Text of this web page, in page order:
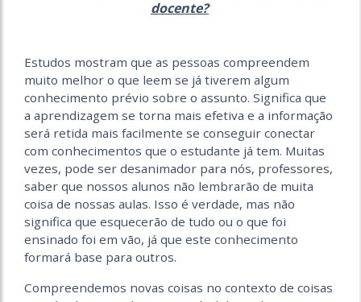
docente?
Estudos mostram que as pessoas compreendem
muito melhor o que leem se já tiverem algum
conhecimento prévio sobre o assunto. Significa que
a aprendizagem se torna mais efetiva e a informação
será retida mais facilmente se conseguir conectar
com conhecimentos que o estudante já tem. Muitas
vezes, pode ser desanimador para nós, professores,
saber que nossos alunos não lembrarão de muita
coisa de nossas aulas. Isso é verdade, mas não
significa que esquecerão de tudo ou o que foi
ensinado foi em vão, já que este conhecimento
formará base para outros.
Compreendemos novas coisas no contexto de coisas